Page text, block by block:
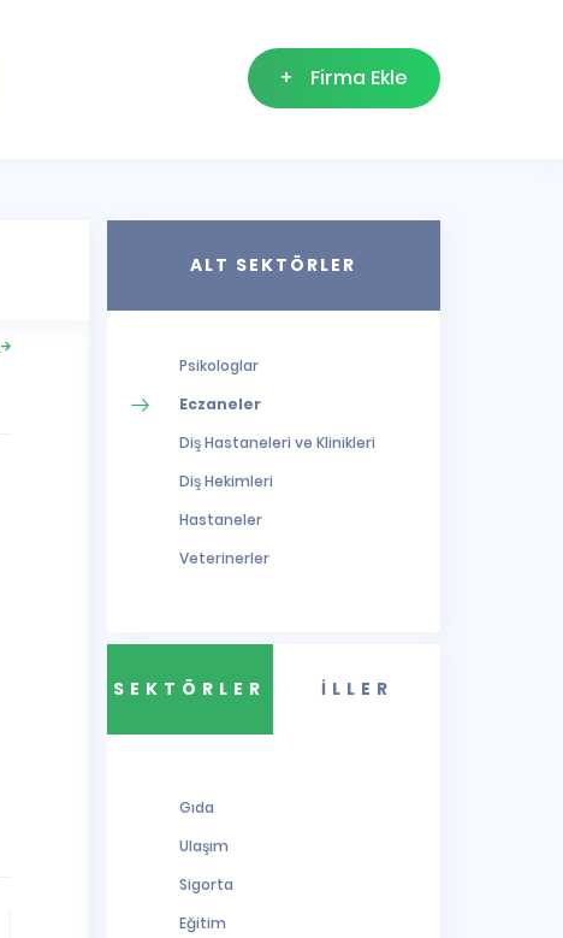
+ Firma Ekle
ALT SEKTÖRLER
Psikologlar
Eczaneler
Diş Hastaneleri ve Klinikleri
Diş Hekimleri
Hastaneler
Veterinerler
SEKTÖRLER İLLER
Gıda
Ulaşım
Sigorta
Eğitim